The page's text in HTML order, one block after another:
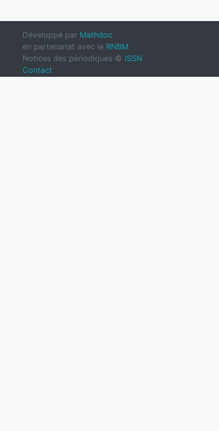
Développé par Mathdoc
en partenariat avec le RNBM
Notices des périodiques © ISSN
Contact